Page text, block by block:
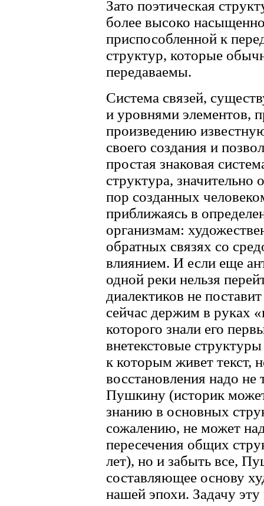
Зато поэтическая
более высоко
приспособленной к
структур, которые
передаваемы.
Система связей,
и уровнями элементов,
произведению
своего создания и
простая знаковая
структура, значительно
пор созданных
приближаясь в
организмам:
обратных связях со
влиянием. И если еще
одной реки нельзя
диалектиков не
сейчас держим в руках
которого знали его
внетекстовые
к которым живет текст,
восстановления надо не
Пушкину (историк
знанию в основных
сожалению, не может
пересечения общих
лет), но и забыть все,
составляющее основу
нашей эпохи. Задачу